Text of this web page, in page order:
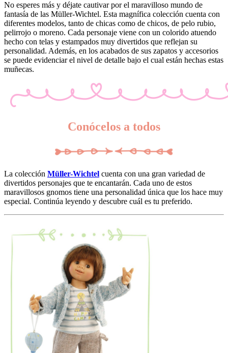
No esperes más y déjate cautivar por el maravilloso mundo de
fantasía de las Müller-Wichtel. Esta magnífica colección cuenta con
diferentes modelos, tanto de chicas como de chicos, de pelo rubio,
pelirrojo o moreno. Cada personaje viene con un colorido atuendo
hecho con telas y estampados muy divertidos que reflejan su
personalidad. Además, en los acabados de sus zapatos y accesorios
se puede evidenciar el nivel de detalle bajo el cual están hechas estas
muñecas.
Conócelos a todos
La colección Müller-Wichtel cuenta con una gran variedad de
divertidos personajes que te encantarán. Cada uno de estos
maravillosos gnomos tiene una personalidad única que los hace muy
especial. Continúa leyendo y descubre cuál es tu preferido.